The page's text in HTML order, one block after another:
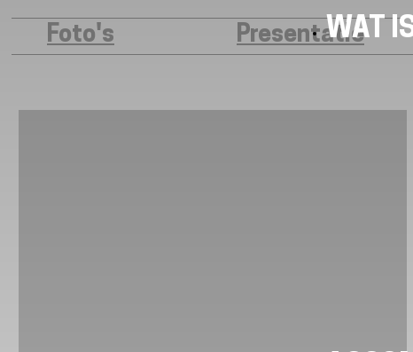
WAT
Foto's Presentatie